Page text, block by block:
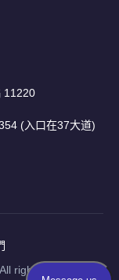
11220
(入口在37大道)
rights reserved.